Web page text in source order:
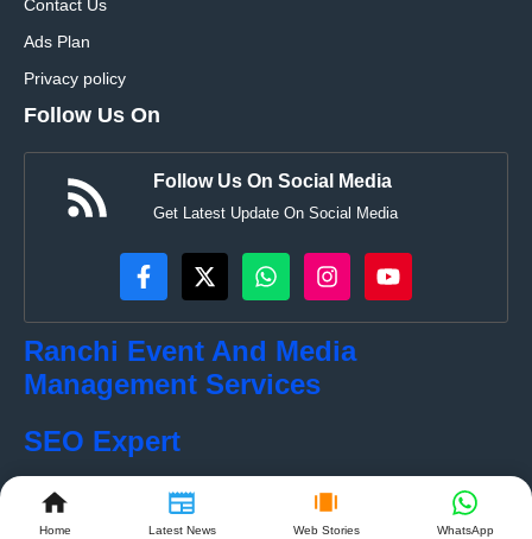
Home Latest News Web Stories WhatsApp
Contact Us
Ads Plan
Privacy policy
Follow Us On
Follow Us On Social Media
Get Latest Update On Social Media
Ranchi Event And Media
Management Services
SEO Expert